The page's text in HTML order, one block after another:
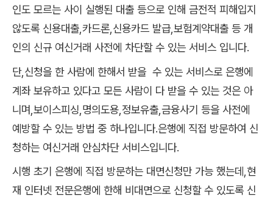
인도 모르는 사이 실행된 대출 등으로 인해 금전적 피해입지
않도록 신용대출,카드론,신용카드 발급,보험계약대출 등 개
인의 신규 여신거래 사전에 차단할 수 있는 서비스 입니다.
단,신청을 한 사람에 한해서 받을 수 있는 서비스로 은행에
계좌 보유하고 있다고 모든 사람이 다 받을 수 있는 것은 아
니며,보이스피싱,명의도용,정보유출,금융사기 등을 사전에
예방할 수 있는 방법 중 하나입니다.은행에 직접 방문하여 신
청하는 여신거래 안심차단 서비스입니다.
시행 초기 은행에 직접 방문하는 대면신청만 가능 했는데,현
재 인터넷 전문은행에 한해 비대면으로 신청할 수 있도록 신